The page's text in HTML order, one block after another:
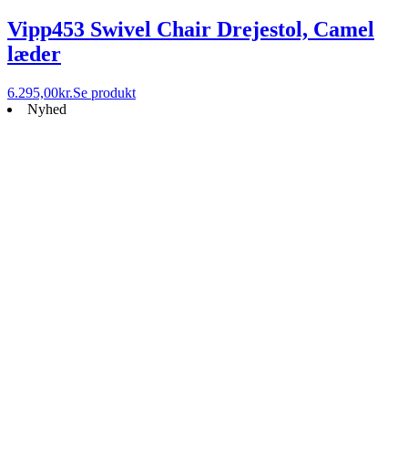
Vipp453 Swivel Chair Drejestol, Camel
læder
6.295,00kr.Se produkt
Nyhed